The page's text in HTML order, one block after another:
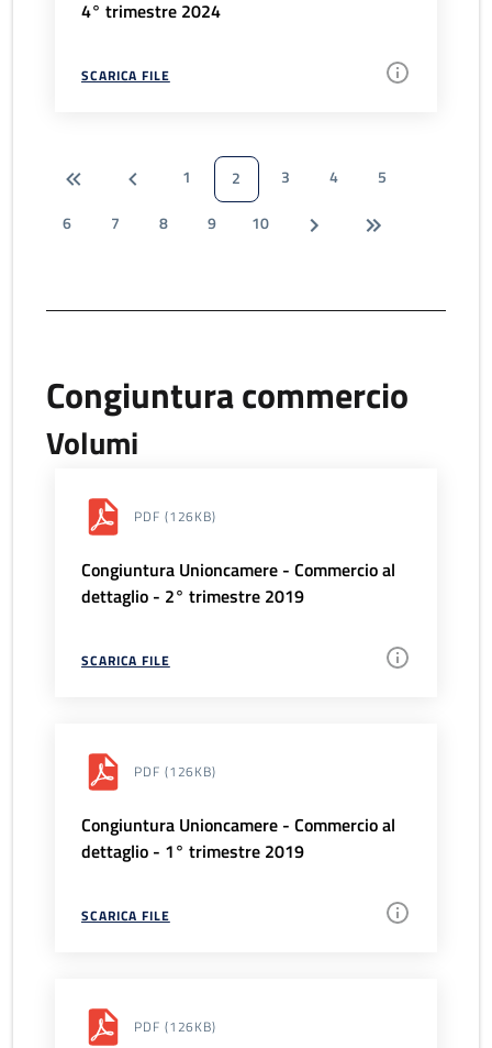
4° trimestre 2024
SCARICA FILE
1 2 3 4
5
6
7 8 9 10
Congiuntura commercio
Volumi
PDF (126KB)
Congiuntura Unioncamere - Commercio al
dettaglio - 2° trimestre 2019
SCARICA FILE
PDF (126KB)
Congiuntura Unioncamere - Commercio al
dettaglio - 1° trimestre 2019
SCARICA FILE
PDF (126KB)